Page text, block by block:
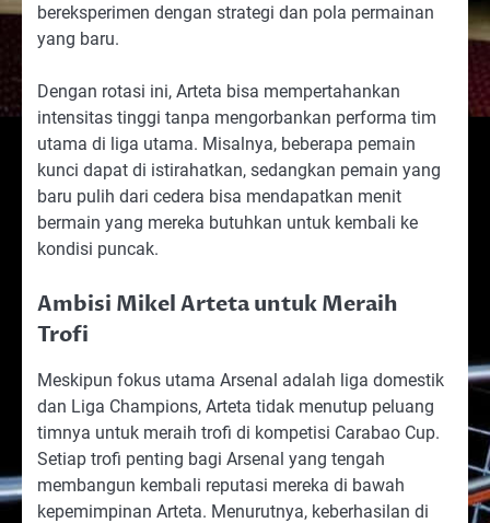
bereksperimen dengan strategi dan pola permainan
yang baru.
Dengan rotasi ini, Arteta bisa mempertahankan
intensitas tinggi tanpa mengorbankan performa tim
utama di liga utama. Misalnya, beberapa pemain
kunci dapat di istirahatkan, sedangkan pemain yang
baru pulih dari cedera bisa mendapatkan menit
bermain yang mereka butuhkan untuk kembali ke
kondisi puncak.
Ambisi Mikel Arteta untuk Meraih
Trofi
Meskipun fokus utama Arsenal adalah liga domestik
dan Liga Champions, Arteta tidak menutup peluang
timnya untuk meraih trofi di kompetisi Carabao Cup.
Setiap trofi penting bagi Arsenal yang tengah
membangun kembali reputasi mereka di bawah
kepemimpinan Arteta. Menurutnya, keberhasilan di